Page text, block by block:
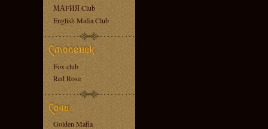
МАFИЯ Club
English Mafia Club
Fox club
Red Rose
Golden Mafia